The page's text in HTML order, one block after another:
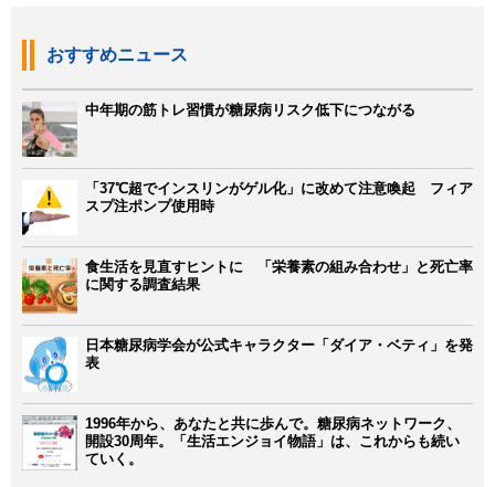
おすすめニュース
中年期の筋トレ習慣が糖尿病リスク低下につながる
「37℃超でインスリンがゲル化」に改めて注意喚起 フィア
スプ注ポンプ使用時
食生活を見直すヒントに 「栄養素の組み合わせ」と死亡率
に関する調査結果
日本糖尿病学会が公式キャラクター「ダイア・ベティ」を発
表
1996年から、あなたと共に歩んで。糖尿病ネットワーク、
開設30周年。「生活エンジョイ物語」は、これからも続い
ていく。